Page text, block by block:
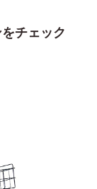
チェック